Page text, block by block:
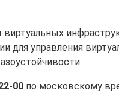
для управления
00 по московскому